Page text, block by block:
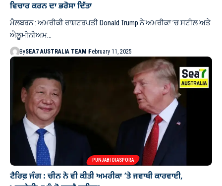
ਵਿਚਾਰ ਕਰਨ ਦਾ ਭਰੋਸਾ ਦਿੱਤਾ
ਮੈਲਬਰਨ : ਅਮਰੀਕੀ ਰਾਸ਼ਟਰਪਤੀ Donald Trump ਨੇ ਅਮਰੀਕਾ ’ਚ ਸਟੀਲ ਅਤੇ
ਐਲੂਮੀਨੀਅਮ…
BySEA7 AUSTRALIA TEAM February 11, 2025
PUNJABI DIASPORA
ਟੈਰਿਫ਼ ਜੰਗ : ਚੀਨ ਨੇ ਵੀ ਕੀਤੀ ਅਮਰੀਕਾ ’ਤੇ ਜਵਾਬੀ ਕਾਰਵਾਈ,